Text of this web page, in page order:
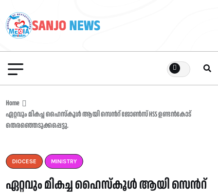
Home
ഏറ്റവും മികച്ച ഹൈസ്കൂൾ ആയി സെൻറ് ജോൺസ് HSS ഉണ്ടൻകോട്
തെരഞ്ഞെടുക്കപ്പെട്ടു.
DIOCESE MINISTRY
ഏറ്റവും മികച്ച ഹൈസ്കൂൾ ആയി സെൻറ്